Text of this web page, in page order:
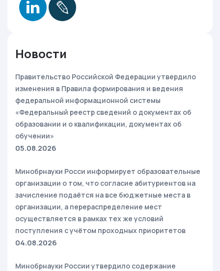
Новости
Правительство Российской Федерации утвердило
изменения в Правила формирования и ведения
федеральной информационной системы
«Федеральный реестр сведений о документах об
образовании и о квалификации, документах об
обучении»
05.08.2026
Минобрнауки Росси информирует образовательные
организации о том, что согласие абитуриентов на
зачисление подаётся на все бюджетные места в
организации, а перераспределение мест
осуществляется в рамках тех же условий
поступления с учётом проходных приоритетов
04.08.2026
Минобрнауки России утвердило содержание